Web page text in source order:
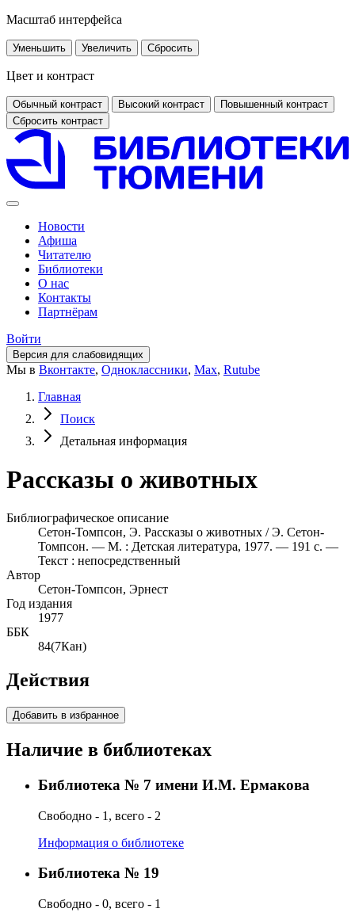
Масштаб интерфейса
Уменьшить Увеличить Сбросить
Цвет и контраст
Обычный контраст Высокий контраст
Повышенный контраст
Сбросить контраст
Новости
Афиша
Читателю
Библиотеки
О нас
Контакты
Партнёрам
Войти
Версия для слабовидящих
Мы в Вконтакте, Одноклассники, Max, Rutube
Главная
Поиск
Детальная информация
Рассказы о животных
Библиографическое описание
Сетон-Томпсон, Э. Рассказы о животных / Э. Сетон-
Томпсон. — М. : Детская литература, 1977. — 191 с. —
Текст : непосредственный
Автор
Сетон-Томпсон, Эрнест
Год издания
1977
ББК
84(7Кан)
Действия
Добавить в избранное
Наличие в библиотеках
Библиотека № 7 имени И.М. Ермакова
Свободно - 1, всего - 2
Информация о библиотеке
Библиотека № 19
Свободно - 0, всего - 1